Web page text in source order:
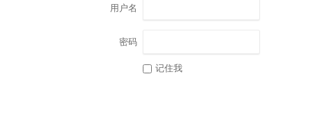
用户名
密码
记住我